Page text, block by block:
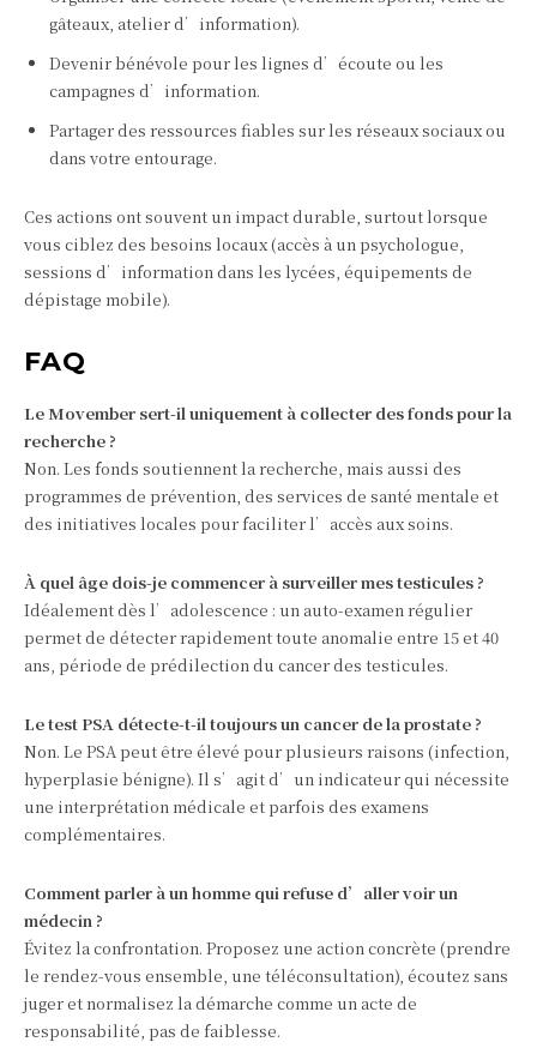
gâteaux, atelier d’information).
Devenir bénévole pour les lignes d’écoute ou les
campagnes d’information.
Partager des ressources fiables sur les réseaux sociaux ou
dans votre entourage.
Ces actions ont souvent un impact durable, surtout lorsque
vous ciblez des besoins locaux (accès à un psychologue,
sessions d’information dans les lycées, équipements de
dépistage mobile).
FAQ
Le Movember sert-il uniquement à collecter des fonds pour la
recherche ?
Non. Les fonds soutiennent la recherche, mais aussi des
programmes de prévention, des services de santé mentale et
des initiatives locales pour faciliter l’accès aux soins.
À quel âge dois‑je commencer à surveiller mes testicules ?
Idéalement dès l’adolescence : un auto‑examen régulier
permet de détecter rapidement toute anomalie entre 15 et 40
ans, période de prédilection du cancer des testicules.
Le test PSA détecte-t-il toujours un cancer de la prostate ?
Non. Le PSA peut être élevé pour plusieurs raisons (infection,
hyperplasie bénigne). Il s’agit d’un indicateur qui nécessite
une interprétation médicale et parfois des examens
complémentaires.
Comment parler à un homme qui refuse d’aller voir un
médecin ?
Évitez la confrontation. Proposez une action concrète (prendre
le rendez‑vous ensemble, une téléconsultation), écoutez sans
juger et normalisez la démarche comme un acte de
responsabilité, pas de faiblesse.